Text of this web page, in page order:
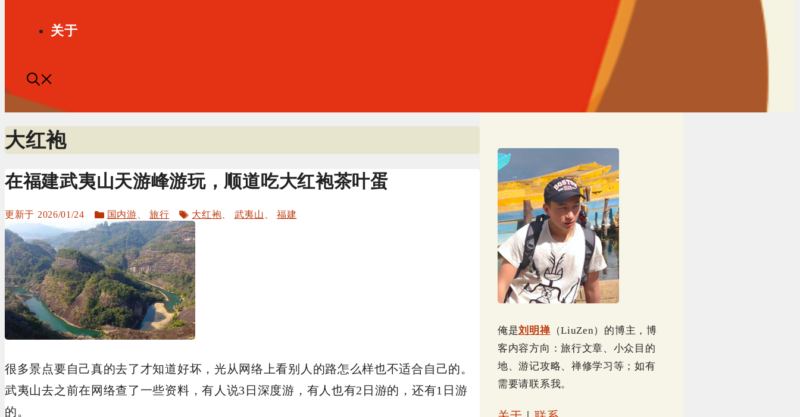
关于
大红袍
在福建武夷山天游峰游玩，顺道吃大红袍茶叶蛋
2026/01/24
分
类
国内游 、旅行
标
签
大红袍 武夷山 、福建
很多景点要自己真的去了才知道好坏，光从网络上看别人的路怎么样也不适合自己的。
武夷山去之前在网络查了一些资料，有人说3日深度游，有人也有2日游的，还有1日游
的。
俺是刘明禅（LiuZen）的博主，博
客内容方向：旅行文章、小众目的
地、游记攻略、禅修学习等；如有
需要请联系我。